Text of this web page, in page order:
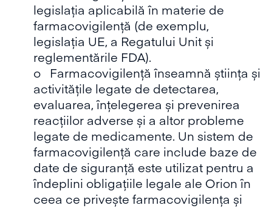
legislația aplicabilă în materie de
farmacovigilență (de exemplu,
legislația UE, a Regatului Unit și
reglementările FDA).
o Farmacovigilență înseamnă știința și
activitățile legate de detectarea,
evaluarea, înțelegerea și prevenirea
reacțiilor adverse și a altor probleme
legate de medicamente. Un sistem de
farmacovigilență care include baze de
date de siguranță este utilizat pentru a
îndeplini obligațiile legale ale Orion în
ceea ce privește farmacovigilența și